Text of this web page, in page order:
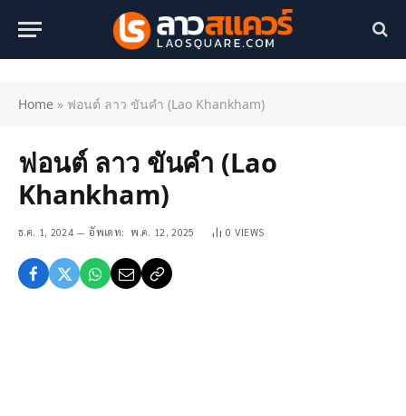
Home » ฟอนต์ ลาว ขันคำ (Lao Khankham)
ฟอนต์ ลาว ขันคำ (Lao
Khankham)
ธ.ค. 1, 2024 อัพเดท: พ.ค. 12, 2025 0 VIEWS